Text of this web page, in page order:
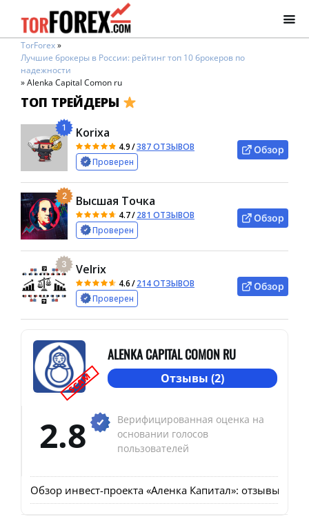
TorForex»
Лучшие брокеры в России: рейтинг топ 10 брокеров по
надежности
»Alenka Capital Comon ru
ТОП ТРЕЙДЕРЫ
1 Korixa
4.9/387 ОТЗЫВОВ
Проверен
Обзор
2 Высшая Точка
4.7/281 ОТЗЫВОВ
Проверен
Обзор
3 Velrix
4.6/214 ОТЗЫВОВ
Проверен
Обзор
SCAM
ALENKA CAPITAL COMON RU
Отзывы (2)
2.8
Верифицированная оценка на
основании голосов
пользователей
Обзор инвест-проекта «Аленка Капитал»: отзывы